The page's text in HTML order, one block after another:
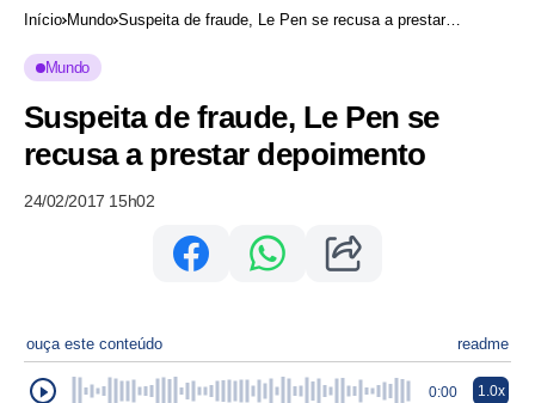
Início Mundo Suspeita de fraude, Le Pen se recusa a prestar
Mundo
Suspeita de fraude, Le Pen se
recusa a prestar depoimento
24/02/2017 15h02
ouça este conteúdo readme
0:00 1.0x